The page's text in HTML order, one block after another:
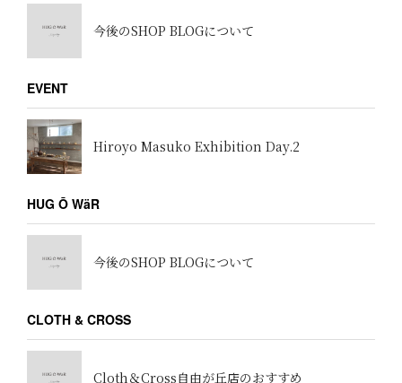
今後のSHOP BLOGについて
EVENT
Hiroyo Masuko Exhibition Day.2
HUG Ō WäR
今後のSHOP BLOGについて
CLOTH & CROSS
Cloth＆Cross自由が丘店のおすすめ